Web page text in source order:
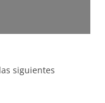
siguientes